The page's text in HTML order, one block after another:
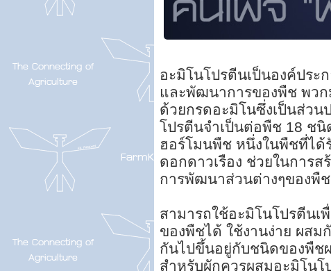
อะมิโนโปรตีนเป็นองค์ประ
และพัฒนาการของพืช พวก
ด้วยกรดอะมิโนซึ่งเป็นส่ว
โปรตีนจำเป็นต่อพืช 18 ช
ฮอร์โมนพืช หนึ่งในพืชที่ได้
ดอกดาวเรือง ช่วยในการส
การพัฒนาส่วนต่างๆของพืช
สามารถใช้อะมิโนโปรตีนเ
ของพืชได้ ใช้งานง่าย ผส
กันไปขึ้นอยู่กับชนิดของพืช
สำหรับผักควรผสมอะมิโน